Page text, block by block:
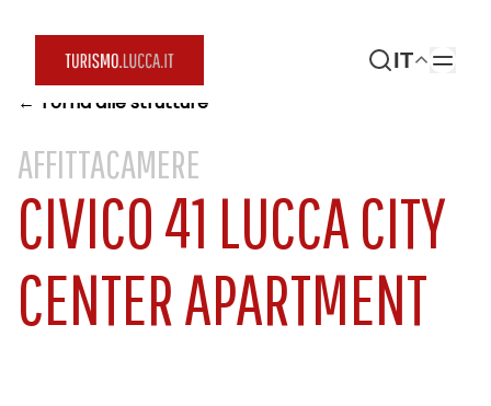
IT
← Torna alle strutture
AFFITTACAMERE
CIVICO 41 LUCCA CITY
CENTER APARTMENT